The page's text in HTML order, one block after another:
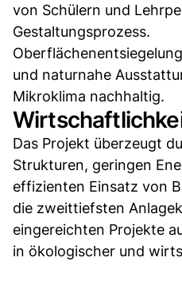
von Schülern und
Gestaltungsprozess.
und naturnahe
Mikroklima nachhaltig.
Das Projekt überzeugt
Strukturen, geringen
effizienten Einsatz von
die zweittiefsten
eingereichten Projekte
in ökologischer und